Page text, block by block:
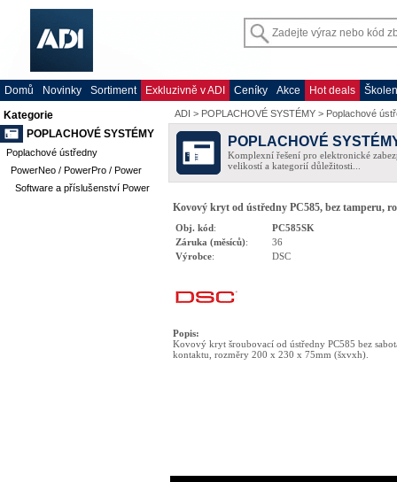
Domů Novinky Sortiment Exkluzivně v ADI Ceníky Akce Hot deals
Kategorie
POPLACHOVÉ SYSTÉMY
Poplachové ústředny
PowerNeo / PowerPro / Power
Software a příslušenství Power
ADI > POPLACHOVÉ SYSTÉMY > Poplachové
POPLACHOVÉ
Komplexní řešení pro elektronické
velikostí a kategorií důležitosti...
Kovový kryt od ústředny PC585, bez tamperu,
Obj. kód:
PC585SK
Záruka (měsíců):
36
Výrobce: DSC
Popis:
Kovový kryt šroubovací od ústředny PC585 bez
kontaktu, rozměry 200 x 230 x 75mm (šxvxh).